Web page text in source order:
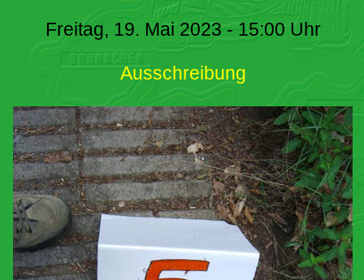
Freitag, 19. Mai 2023 - 15:00 Uhr
Ausschreibung